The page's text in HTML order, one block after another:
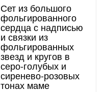
Сет из большого
фольгированного
сердца с надписью
и связки из
фольгированных
звезд и кругов в
серо-голубых и
сиренево-розовых
тонах маме